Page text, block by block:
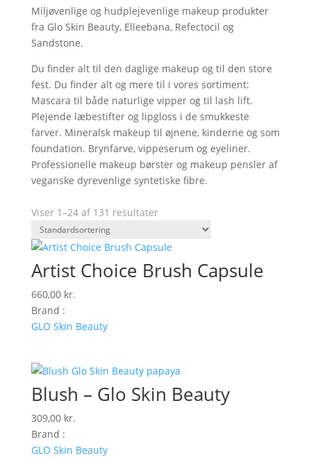
Miljøvenlige og hudplejevenlige makeup produkter
fra Glo Skin Beauty, Elleebana, Refectocil og
Sandstone.
Du finder alt til den daglige makeup og til den store
fest. Du finder alt og mere til i vores sortiment:
Mascara til både naturlige vipper og til lash lift.
Plejende læbestifter og lipgloss i de smukkeste
farver. Mineralsk makeup til øjnene, kinderne og som
foundation. Brynfarve, vippeserum og eyeliner.
Professionelle makeup børster og makeup pensler af
veganske dyrevenlige syntetiske fibre.
Viser 1–24 af 131 resultater
Artist Choice Brush Capsule
660,00 kr.
Brand :
GLO Skin Beauty
Blush – Glo Skin Beauty
309,00 kr.
Brand :
GLO Skin Beauty